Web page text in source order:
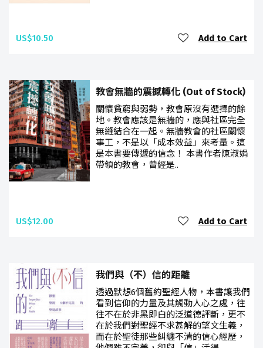
US$10.50 Add to Cart
教會無牆的震撼轉化 (Out of Stock)
關懷貧窮與弱勢，教會原沒有選擇的餘
地。教會應該是無牆的，應與社區完全
無縫結合在一起。無牆教會的社區關懷
事工，不是以「成本效益」來考量。這
是本書要傳遞的信念！ 本書作者陳淑娟
帶領的教會，曾經是..
US$12.00 Add to Cart
我們與（不）信的距離
透過默想6個舊約聖經人物，本書讓我們
看到信仰的力量及其觸動人心之處，往
往不在於非黑即白的泛道德評斷，更不
在於我們對聖經不求甚解的望文生義，
而在於聖徒那些糾纏不清的信心經歷，